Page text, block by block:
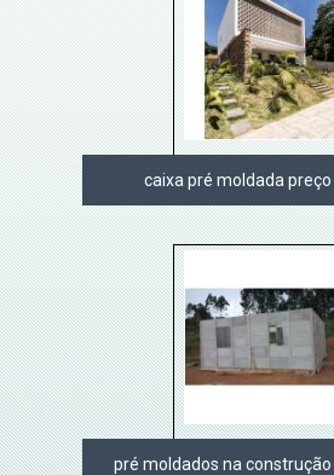
caixa pré moldada
pré moldados na